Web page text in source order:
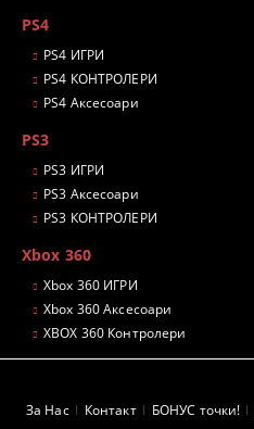
PS4
PS4 ИГРИ
PS4 КОНТРОЛЕРИ
PS4 Аксесоари
PS3
PS3 ИГРИ
PS3 Аксесоари
PS3 КОНТРОЛЕРИ
Xbox 360
Xbox 360 ИГРИ
Xbox 360 Аксесоари
XBOX 360 Контролери
За Нас Контакт БОНУС точки!